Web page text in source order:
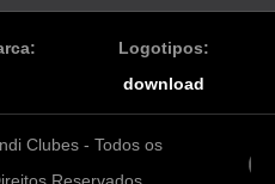
Logotipos:
download
Clubes - Todos os